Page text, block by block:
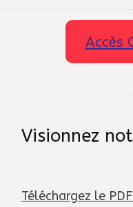
Accès
Visionnez
Téléchargez le